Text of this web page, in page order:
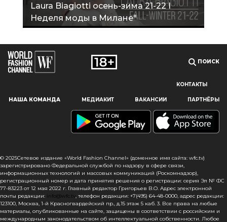
Наш сайт использует файлы cookie и похожие технологии,
пользователям, предоставляя персонализированную
информацию, запоминая предпочтения в области
сайта, вы подтверждаете свое согласие на использование
файлов cookie в соответствии с настоящим уведомлением
в отношении данного типа файлов. Если вы не согласны
с тем, чтобы мы использовали данный тип файлов,
то вы должны соответствующим образом установить
настройки вашего браузера или не использовать сайт wfc.tv
Laura Biagiotti осень-зима 21-22 I
Неделя моды в Милане"
ПОИСК
КОНТАКТЫ
НАША КОМАНДА МЕДИАКИТ ВАКАНСИИ ПАРТНЁРЫ
© 2025Сетевое издание «World Fashion Channel» (доменное имя сайта: wfc.tv)
зарегистрировано Федеральной службой по надзору в сфере связи,
информационных технологий и массовых коммуникаций (Роскомнадзор),
регистрационный номер и дата принятия решения о регистрации: серия Эл № ФС
77-83223 от 12 мая 2022 г. Главный редактор Григорьев В.О. Адрес электронной
почты редакции: info@wfc.tv, телефон редакции: +7(495) 64-48-0000, адрес редакции:
123100, Москва, 1-й Красногвардейский пр., д.15 этаж 5 каб. 3. Все права на любые
материалы, опубликованные на сайте, защищены в соответствии с российским и
международным законодательством об интеллектуальной собственности. Любое